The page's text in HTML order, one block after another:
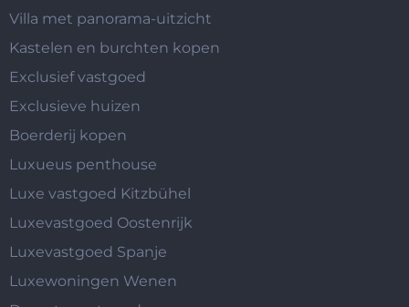
Villa met panorama-uitzicht
Kastelen en burchten kopen
Exclusief vastgoed
Exclusieve huizen
Boerderij kopen
Luxueus penthouse
Luxe vastgoed Kitzbühel
Luxevastgoed Oostenrijk
Luxevastgoed Spanje
Luxewoningen Wenen